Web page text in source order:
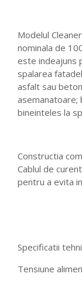
Modelul
nominala de
este indeajuns
spalarea
asfalt sau
asemanatoare;
bineinteles la
Constructia
Cablul de
pentru a evita
Specificatii
Tensiune